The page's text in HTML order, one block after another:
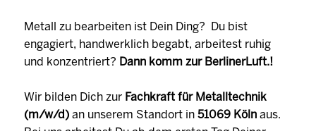
Metall zu bearbeiten ist Dein Ding? Du bist
engagiert, handwerklich begabt, arbeitest ruhig
und konzentriert? Dann komm zur BerlinerLuft.!
Wir bilden Dich zur Fachkraft für Metalltechnik
(m/w/d) an unserem Standort in 51069 Köln aus.